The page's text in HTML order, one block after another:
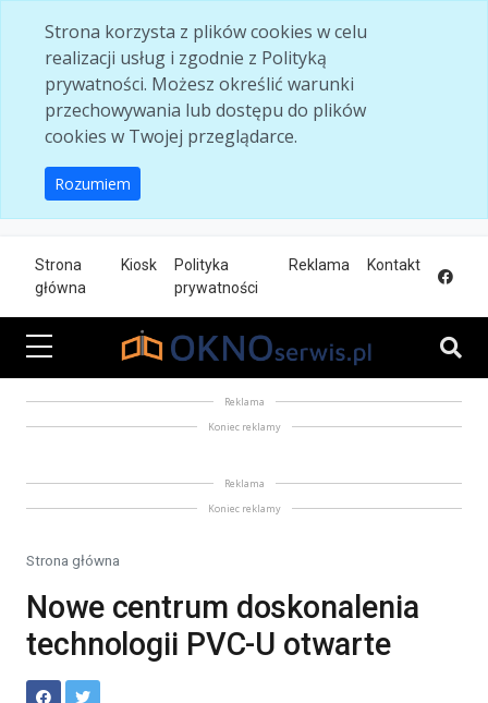
Strona korzysta z plików cookies w celu
realizacji usług i zgodnie z Polityką
prywatności. Możesz określić warunki
przechowywania lub dostępu do plików
cookies w Twojej przeglądarce.
Rozumiem
Strona
główna
Kiosk
Polityka
prywatności
Reklama Kontakt
Reklama
Koniec reklamy
Reklama
Koniec reklamy
Strona główna
Nowe centrum doskonalenia
technologii PVC-U otwarte